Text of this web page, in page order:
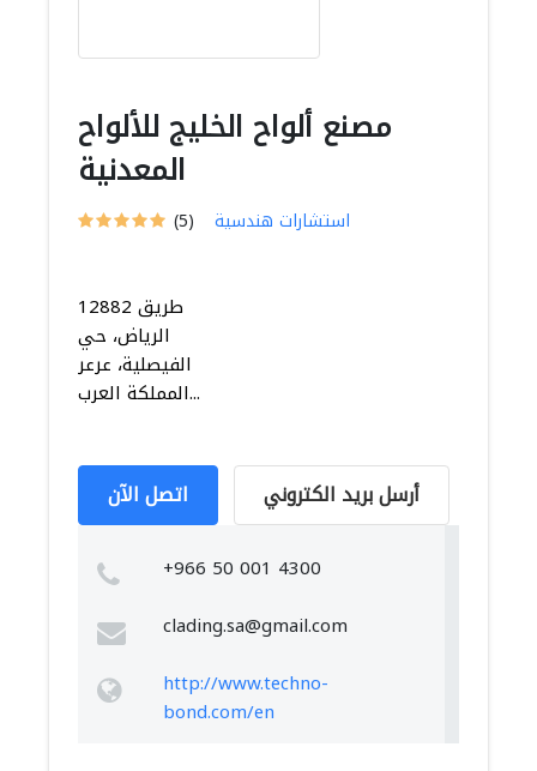
مصنع ألواح الخليج للألواح
المعدنية
(5) استشارات هندسية
12882 طريق
الرياض، حي
الفيصلية، عرعر
المملكة العرب...
اتصل الآن أرسل بريد الكتروني
+966 50 001 4300
clading.sa@gmail.com
http://www.techno-
bond.com/en